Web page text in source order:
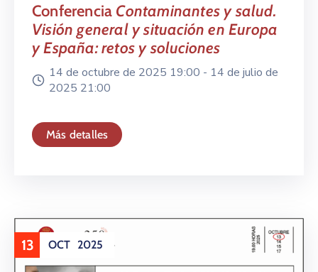
Conferencia Contaminantes y salud.
Visión general y situación en Europa
y España: retos y soluciones
14 de octubre de 2025 19:00 - 14 de julio de
2025 21:00
Más detalles
13 OCT 2025